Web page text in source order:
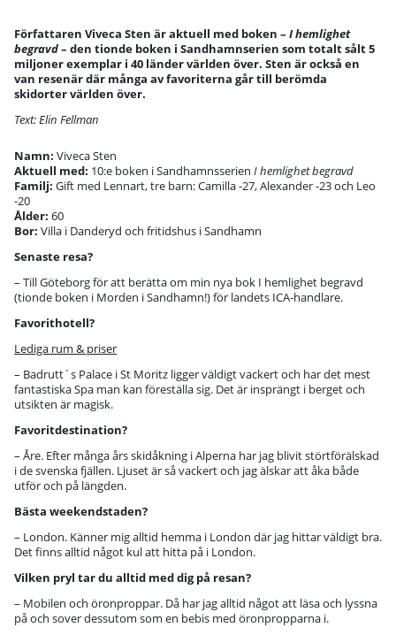
Författaren Viveca Sten är aktuell med boken – I hemlighet
begravd– den tionde boken i Sandhamnserien som totalt sålt 5
miljoner exemplar i 40 länder världen över. Sten är också en
van resenär där många av favoriterna går till berömda
skidorter världen över.
Text: Elin Fellman
Namn: Viveca Sten
Aktuell med: 10:e boken i Sandhamnsserien I hemlighet begravd
Familj: Gift med Lennart, tre barn: Camilla -27, Alexander -23 och Leo
-20
Ålder: 60
Bor: Villa i Danderyd och fritidshus i Sandhamn
Senaste resa?
– Till Göteborg för att berätta om min nya bok I hemlighet begravd
(tionde boken i Morden i Sandhamn!) för landets ICA-handlare.
Favorithotell?
Lediga rum & priser
– Badrutt´s Palace i St Moritz ligger väldigt vackert och har det mest
fantastiska Spa man kan föreställa sig. Det är insprängt i berget och
utsikten är magisk.
Favoritdestination?
– Åre. Efter många års skidåkning i Alperna har jag blivit störtförälskad
i de svenska fjällen. Ljuset är så vackert och jag älskar att åka både
utför och på längden.
Bästa weekendstaden?
– London. Känner mig alltid hemma i London där jag hittar väldigt bra.
Det finns alltid något kul att hitta på i London.
Vilken pryl tar du alltid med dig på resan?
– Mobilen och öronproppar. Då har jag alltid något att läsa och lyssna
på och sover dessutom som en bebis med öronpropparna i.